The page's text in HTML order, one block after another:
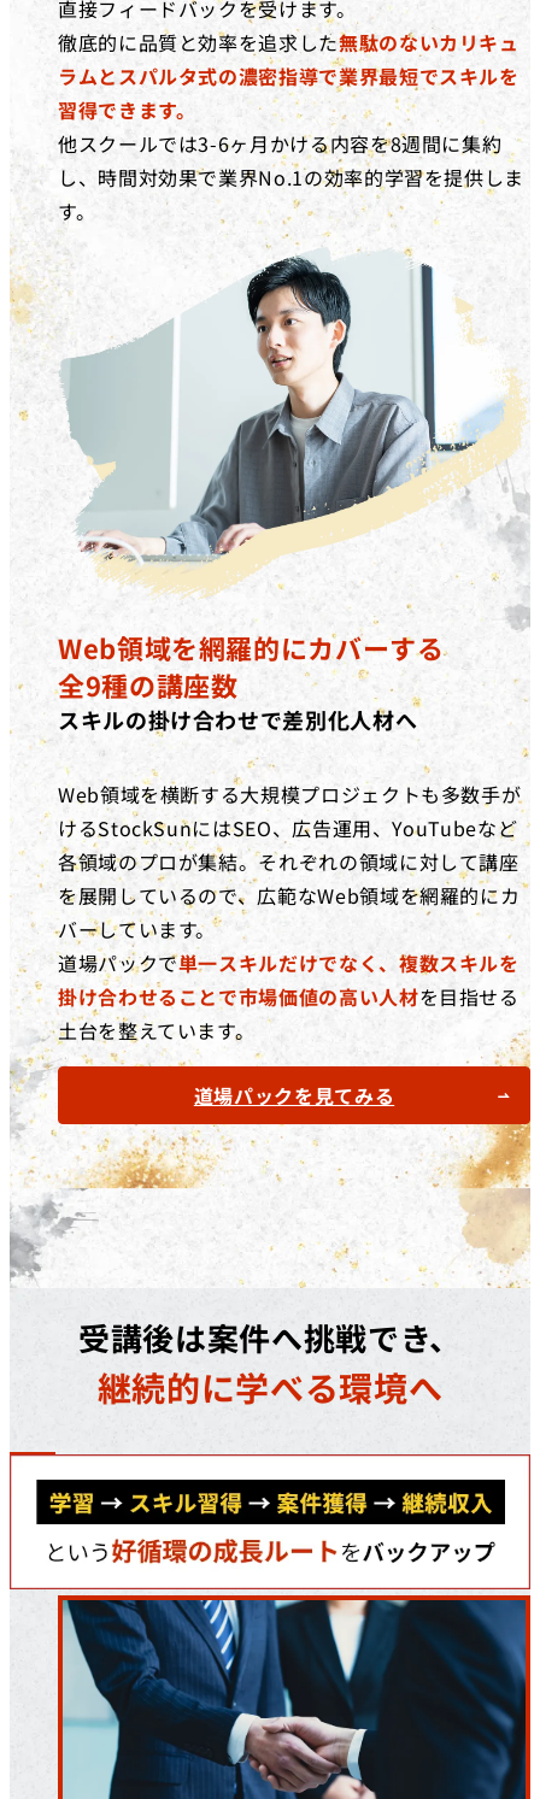
直接フィードバックを受けます。
徹底的に品質と効率を追求した無駄のないカリキュ
ラムとスパルタ式の濃密指導で業界最短でスキルを
習得できます。
他スクールでは3-6ヶ月かける内容を8週間に集約
し、時間対効果で業界No.1の効率的学習を提供しま
す。
Web領域を網羅的にカバーする
全9種の講座数
スキルの掛け合わせで差別化人材へ
Web領域を横断する大規模プロジェクトも多数手が
けるStockSunにはSEO、広告運用、YouTubeなど
各領域のプロが集結。それぞれの領域に対して講座
を展開しているので、広範なWeb領域を網羅的にカ
バーしています。
道場パックで単一スキルだけでなく、複数スキルを
掛け合わせることで市場価値の高い人材を目指せる
土台を整えています。
道場パックを見てみる
受講後は案件へ挑戦でき、
継続的に学べる環境へ